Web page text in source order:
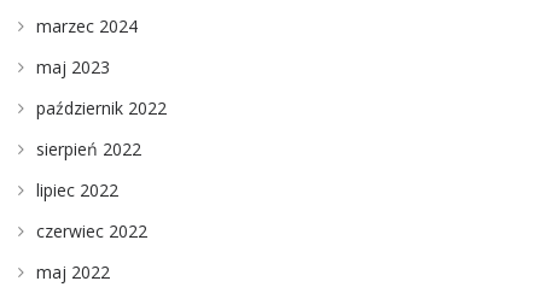
marzec 2024
maj 2023
październik 2022
sierpień 2022
lipiec 2022
czerwiec 2022
maj 2022